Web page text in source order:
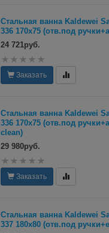
Стальная ванна Kaldewei
336 170x75 (отв.под
24 721руб.
Заказать
Стальная ванна Kaldewei
336 170x75 (отв.под
clean)
29 980руб.
Заказать
Стальная ванна Kaldewei
337 180x80 (отв.под